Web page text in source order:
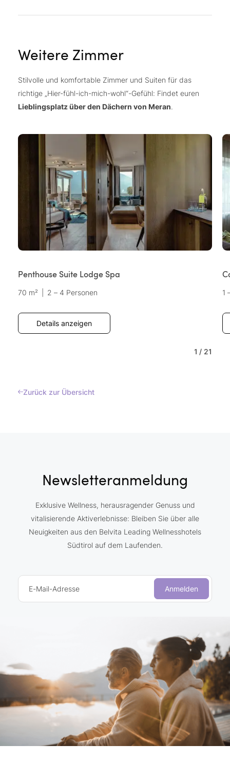
Weitere Zimmer
Stilvolle und komfortable Zimmer und Suiten für das
richtige „Hier-fühl-ich-mich-wohl“-Gefühl: Findet euren
Lieblingsplatz über den Dächern von Meran.
Penthouse Suite Lodge Spa
70 m² 2 – 4 Personen
Details anzeigen
1
1 / 21
Zurück zur Übersicht
Newsletteranmeldung
Exklusive Wellness, herausragender Genuss und
vitalisierende Aktiverlebnisse: Bleiben Sie über alle
Neuigkeiten aus den Belvita Leading Wellnesshotels
Südtirol auf dem Laufenden.
E-Mail-Adresse Anmelden